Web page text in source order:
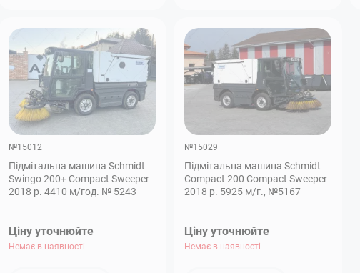
№15012
Підмітальна машина Schmidt
Swingo 200+ Compact Sweeper
2018 р. 4410 м/год. № 5243
Ціну уточнюйте
Немає в наявності
№15029
Підмітальна машина Schmidt
Compact 200 Compact Sweeper
2018 р. 5925 м/г., №5167
Ціну уточнюйте
Немає в наявності